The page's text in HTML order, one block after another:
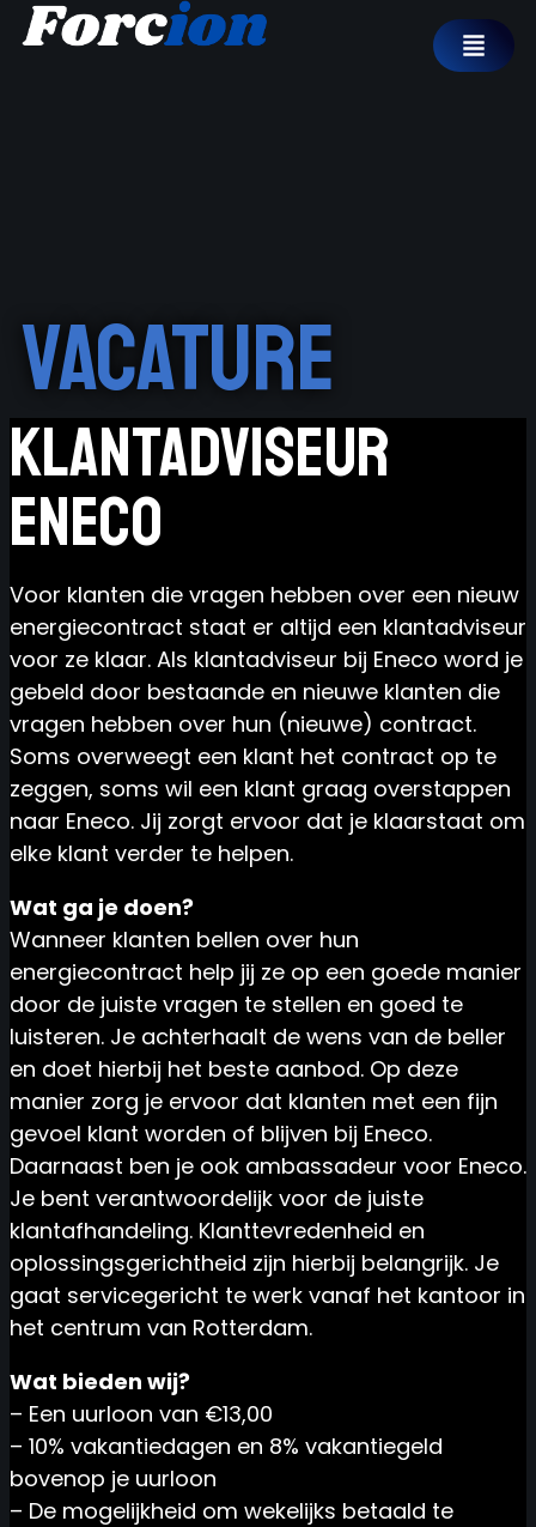
Vacature
Klantadviseur
Eneco
Voor klanten die vragen hebben over een nieuw
energiecontract staat er altijd een klantadviseur
voor ze klaar. Als klantadviseur bij Eneco word je
gebeld door bestaande en nieuwe klanten die
vragen hebben over hun (nieuwe) contract.
Soms overweegt een klant het contract op te
zeggen, soms wil een klant graag overstappen
naar Eneco. Jij zorgt ervoor dat je klaarstaat om
elke klant verder te helpen.
Wat ga je doen?
Wanneer klanten bellen over hun
energiecontract help jij ze op een goede manier
door de juiste vragen te stellen en goed te
luisteren. Je achterhaalt de wens van de beller
en doet hierbij het beste aanbod. Op deze
manier zorg je ervoor dat klanten met een fijn
gevoel klant worden of blijven bij Eneco.
Daarnaast ben je ook ambassadeur voor Eneco.
Je bent verantwoordelijk voor de juiste
klantafhandeling. Klanttevredenheid en
oplossingsgerichtheid zijn hierbij belangrijk. Je
gaat servicegericht te werk vanaf het kantoor in
het centrum van Rotterdam.
Wat bieden wij?
– Een uurloon van €13,00
– 10% vakantiedagen en 8% vakantiegeld
bovenop je uurloon
– De mogelijkheid om wekelijks betaald te